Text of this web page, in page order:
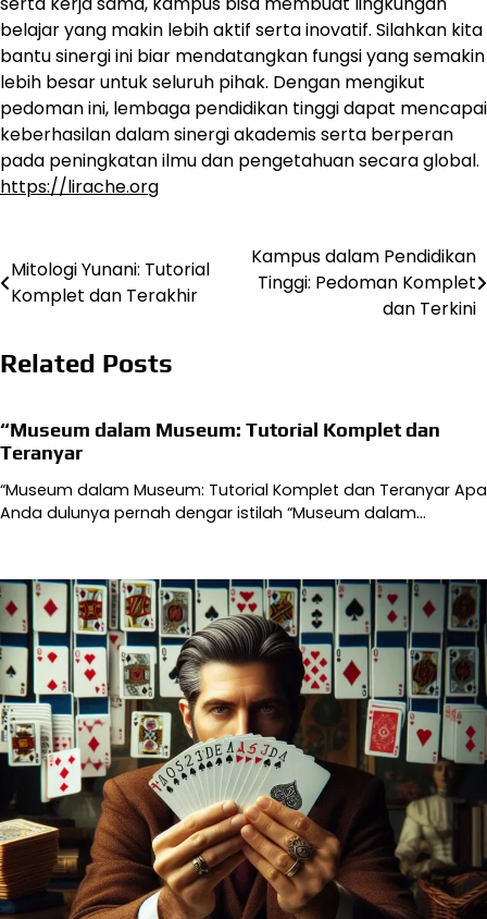
belajar yang makin lebih aktif serta inovatif. Silahkan kita
bantu sinergi ini biar mendatangkan fungsi yang semakin
lebih besar untuk seluruh pihak. Dengan mengikut
pedoman ini, lembaga pendidikan tinggi dapat mencapai
keberhasilan dalam sinergi akademis serta berperan
pada peningkatan ilmu dan pengetahuan secara global.
https://lirache.org
Navigasi
pos
Mitologi Yunani: Tutorial
Komplet dan Terakhir
Kampus dalam Pendidikan
Tinggi: Pedoman Komplet
dan Terkini
Related Posts
“Museum dalam Museum: Tutorial Komplet dan
Teranyar
“Museum dalam Museum: Tutorial Komplet dan Teranyar Apa
Anda dulunya pernah dengar istilah “Museum dalam…